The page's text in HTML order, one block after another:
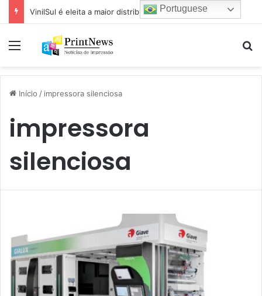
Menu
Início / impressora silenciosa
impressora
silenciosa
Portuguese